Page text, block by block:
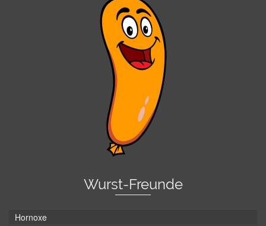
Wurst-Freunde
Hornoxe